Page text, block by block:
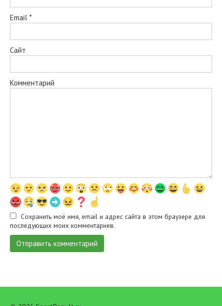
Email *
Сайт
Комментарий
Сохранить моё имя, email и адрес сайта в этом браузере для
последующих моих комментариев.